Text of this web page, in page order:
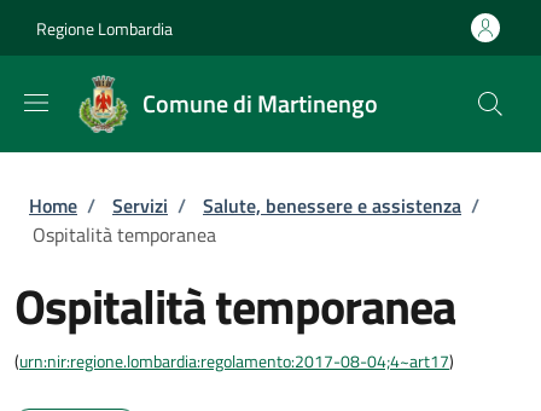
Regione Lombardia
Comune di Martinengo
Briciole di pane
Home / Servizi / Salute, benessere e assistenza /
Ospitalità temporanea
Ospitalità temporanea
(urn:nir:regione.lombardia:regolamento:2017-08-04;4~art17)